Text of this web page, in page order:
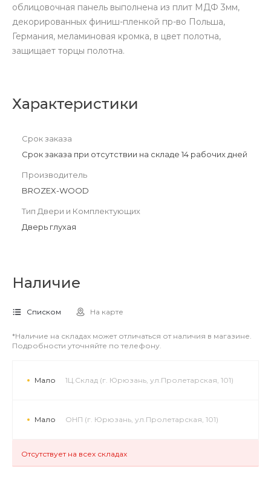
облицовочная панель выполнена из плит МДФ 3мм,
декорированных финиш-пленкой пр-во Польша,
Германия, меламиновая кромка, в цвет полотна,
защищает торцы полотна.
Характеристики
Срок заказа
Срок заказа при отсутствии на складе 14 рабочих дней
Производитель
BROZEX-WOOD
Тип Двери и Комплектующих
Дверь глухая
Наличие
Списком На карте
*Наличие на складах может отличаться от наличия в магазине.
Подробности уточняйте по телефону.
Мало 1Ц.Склад (г. Юрюзань, ул.Пролетарская, 101)
Мало ОНП (г. Юрюзань, ул.Пролетарская, 101)
Отсутствует на всех складах